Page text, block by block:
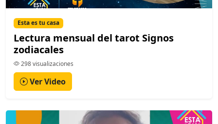
Esta es tu casa
Lectura mensual del tarot Signos
zodiacales
298 visualizaciones
Ver Video